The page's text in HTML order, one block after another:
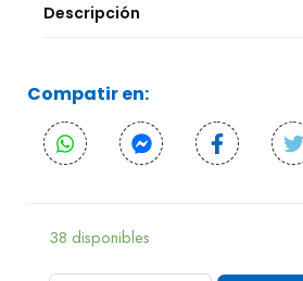
Descripción
Compatir en:
38 disponibles